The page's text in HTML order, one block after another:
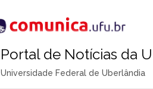
Portal de Notícias da
Universidade Federal de Uberlândia